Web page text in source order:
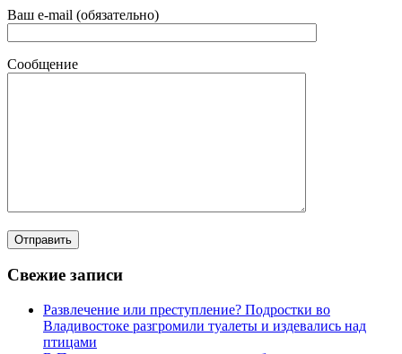
Ваш e-mail (обязательно)
Сообщение
Свежие записи
Развлечение или преступление? Подростки во
Владивостоке разгромили туалеты и издевались над
птицами